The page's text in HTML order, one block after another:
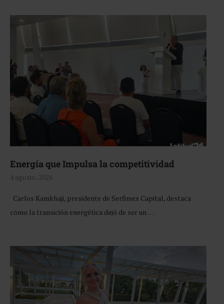
Energía que Impulsa la competitividad
4 agosto, 2026
Carlos Kamkhaji, presidente de Serfimex Capital, destaca
cómo la transición energética dejó de ser un …